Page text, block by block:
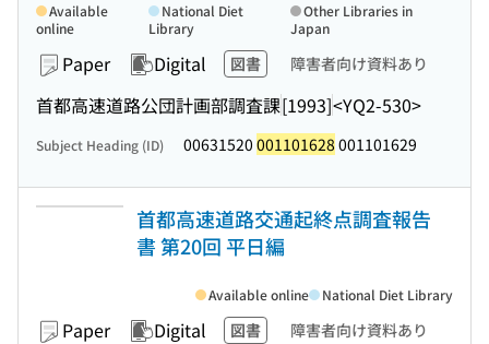
Paper Digital 図書 障害者向け資料あり
首都高速道路公団計画部調査課[1993]<YQ2-530>
Available
online
National Diet
Library
Other Libraries in
Japan
Subject Heading (ID) 00631520 001101628 001101629
首都高速道路交通起終点調査報告
書 第20回 平日編
Paper Digital 図書 障害者向け資料あり
Available online National Diet Library